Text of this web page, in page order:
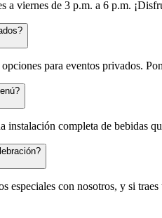
a viernes de 3 p.m. a 6 p.m.
para eventos privados.
instalación completa de bebidas
especiales con nosotros, y si